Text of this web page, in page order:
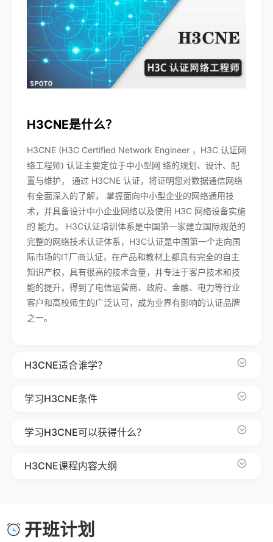
H3CNE是什么？
H3CNE (H3C Certified Network Engineer ，H3C 认证网
络工程师) 认证主要定位于中小型网 络的规划、设计、配
置与维护， 通过 H3CNE 认证，将证明您对数据通信网络
有全面深入的了解， 掌握面向中小型企业的网络通用技
术，并具备设计中小企业网络以及使用 H3C 网络设备实施
的 能力。 H3C认证培训体系是中国第一家建立国际规范的
完整的网络技术认证体系，H3C认证是中国第一个走向国
际市场的IT厂商认证，在产品和教材上都具有完全的自主
知识产权，具有很高的技术含量，并专注于客户技术和技
能的提升，得到了电信运营商、政府、金融、电力等行业
客户和高校师生的广泛认可，成为业界有影响的认证品牌
之一。
H3CNE适合谁学？
学习H3CNE条件
学习H3CNE可以获得什么？
H3CNE课程内容大纲
开班计划